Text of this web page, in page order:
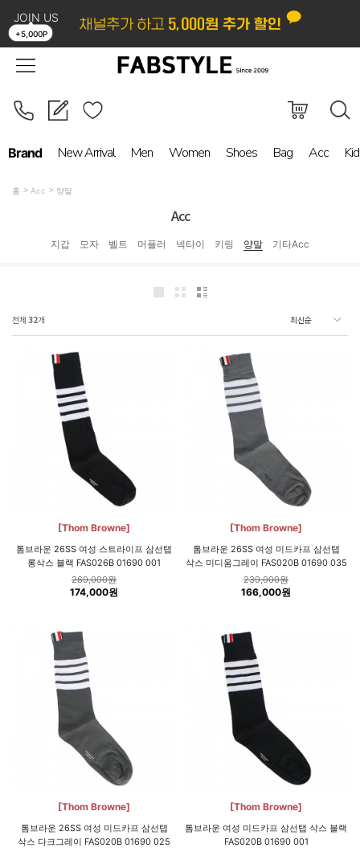
JOIN US
+5,000P
LOGIN ORDER MYPAGE
Brand New Arrival Men Women Shoes Bag Acc
홈 Acc 양말
Acc
지갑 모자 벨트 머플러 넥타이 키링 양말 기타Acc
전체 32개
[Thom Browne]
톰브라운 26SS 여성 스트라이프 삼선탭
롱삭스 블랙 FAS026B 01690 001
269,000원
174,000원
[Thom Browne]
톰브라운 26SS 여성 미드카프 삼선탭
삭스 미디움그레이 FAS020B 01690 035
239,000원
166,000원
[Thom Browne]
톰브라운 26SS 여성 미드카프 삼선탭
삭스 다크그레이 FAS020B 01690 025
[Thom Browne]
톰브라운 여성 미드카프 삼선탭 삭스 블랙
FAS020B 01690 001